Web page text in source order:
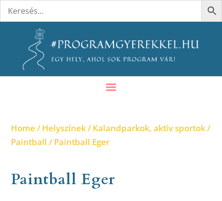
Home /Helyszínek/Kalandparkok, aktív sportok/
Paintball / Paintball Eger
Paintball Eger